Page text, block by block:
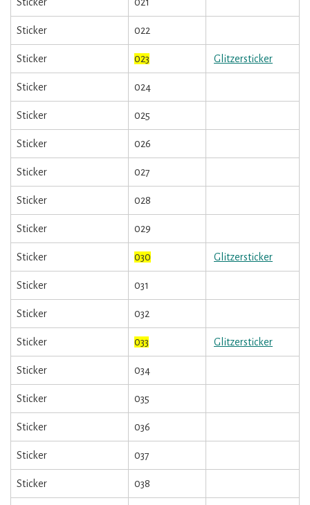
Sticker 022
Sticker 023 Glitzersticker
Sticker 024
Sticker 025
Sticker 026
Sticker 027
Sticker 028
Sticker 029
Sticker 030 Glitzersticker
Sticker 031
Sticker 032
Sticker 033 Glitzersticker
Sticker 034
Sticker 035
Sticker 036
Sticker 037
Sticker 038